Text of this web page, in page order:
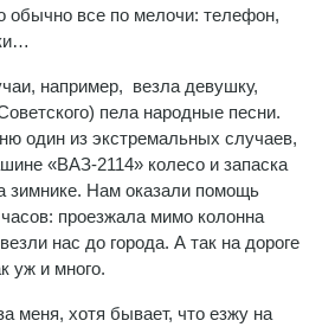
обычно все по мелочи: телефон,
например, везла девушку,
пела народные песни.
один из экстремальных случаев,
«ВАЗ-2114» колесо и запаска
зимнике. Нам оказали помощь
проезжала мимо колонна
нас до города. А так на дороге
уж и много.
меня, хотя бывает, что езжу на